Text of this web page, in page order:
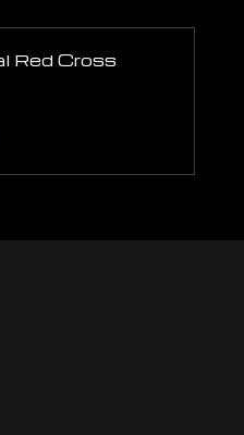
Red Cross